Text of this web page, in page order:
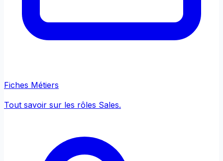
Fiches Métiers
Tout savoir sur les rôles Sales.